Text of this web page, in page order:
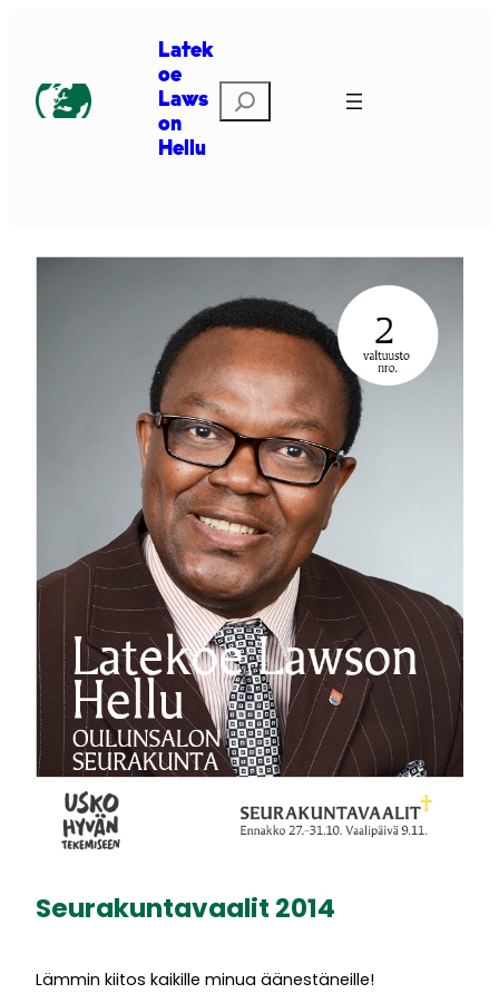
Latek
oe
Laws
on
Hellu
Etsi
Seurakuntavaalit 2014
Lämmin kiitos kaikille minua äänestäneille!